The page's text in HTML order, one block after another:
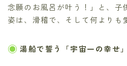
念願のお風呂が叶う！」と、子
姿は、滑稽で、そして何よりも
湯船で誓う「宇宙一の幸せ」